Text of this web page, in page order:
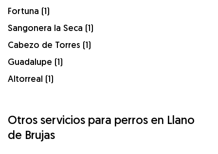
Fortuna (1)
Sangonera la Seca (1)
Cabezo de Torres (1)
Guadalupe (1)
Altorreal (1)
Otros servicios para perros en Llano
de Brujas